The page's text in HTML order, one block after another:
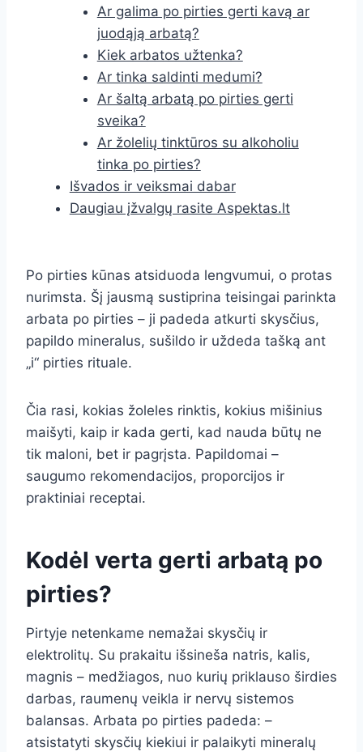
Ar galima po pirties gerti kavą ar
juodąją arbatą?
Kiek arbatos užtenka?
Ar tinka saldinti medumi?
Ar šaltą arbatą po pirties gerti
sveika?
Ar žolelių tinktūros su alkoholiu
tinka po pirties?
Išvados ir veiksmai dabar
Daugiau įžvalgų rasite Aspektas.lt
Po pirties kūnas atsiduoda lengvumui, o protas
nurimsta. Šį jausmą sustiprina teisingai parinkta
arbata po pirties – ji padeda atkurti skysčius,
papildo mineralus, sušildo ir uždeda tašką ant
„i“ pirties rituale.
Čia rasi, kokias žoleles rinktis, kokius mišinius
maišyti, kaip ir kada gerti, kad nauda būtų ne
tik maloni, bet ir pagrįsta. Papildomai –
saugumo rekomendacijos, proporcijos ir
praktiniai receptai.
Kodėl verta gerti arbatą po
pirties?
Pirtyje netenkame nemažai skysčių ir
elektrolitų. Su prakaitu išsineša natris, kalis,
magnis – medžiagos, nuo kurių priklauso širdies
darbas, raumenų veikla ir nervų sistemos
balansas. Arbata po pirties padeda: –
atsistatyti skysčių kiekiui ir palaikyti mineralų